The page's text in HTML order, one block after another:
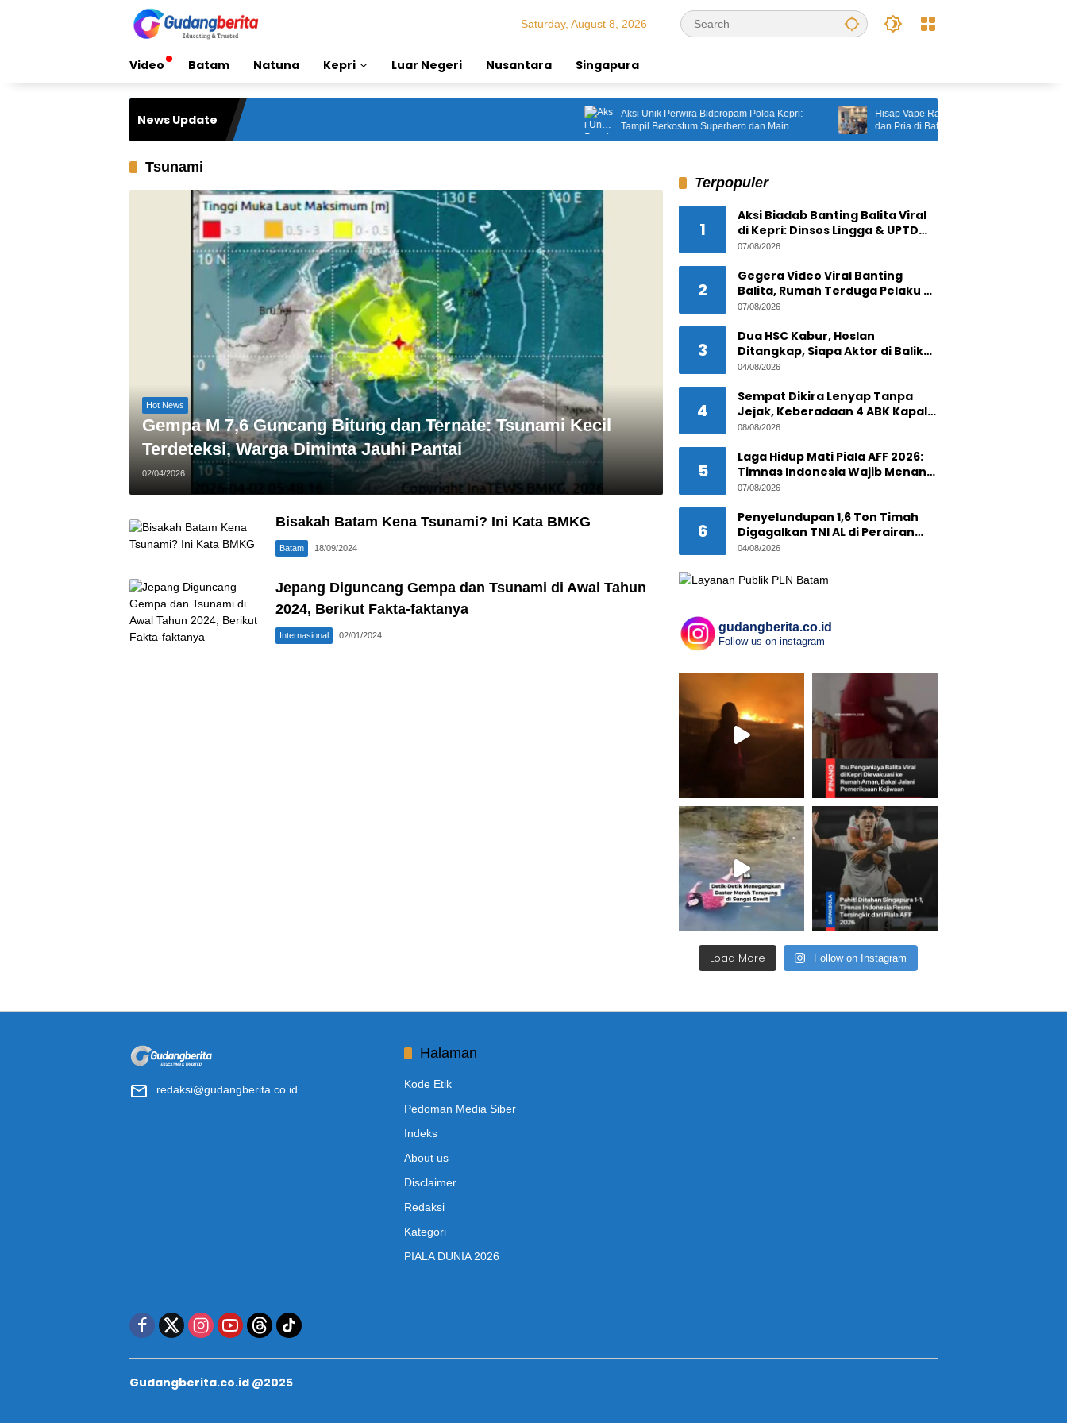
Saturday, August 8, 2026
Video Batam Natuna Kepri Luar Negeri Nusantara Singapura
News Update
Aksi Unik Perwira Bidpropam Polda Kepri:
Tampil Berkostum Superhero dan Main
‘Bentengan’ Demi HUT ke-81 RI
Hisap Vape Rasa ‘Narkoba’, Kakek 60 Tahun
dan Pria di Batam Diangkut Polsek Lubuk Baja
Tsunami
Hot News
Gempa M 7,6 Guncang Bitung dan Ternate: Tsunami Kecil
Terdeteksi, Warga Diminta Jauhi Pantai
02/04/2026
Bisakah Batam Kena Tsunami? Ini Kata BMKG
Batam 18/09/2024
Jepang Diguncang Gempa dan Tsunami di Awal Tahun
2024, Berikut Fakta-faktanya
Internasional 02/01/2024
Terpopuler
1
Aksi Biadab Banting Balita Viral
di Kepri: Dinsos Lingga & UPTD
PPPA Tanjungpinang Lacak
07/08/2026
2
Gegera Video Viral Banting
Balita, Rumah Terduga Pelaku di
Bintan Residence
07/08/2026
3
Dua HSC Kabur, Hoslan
Ditangkap, Siapa Aktor di Balik
1,6 Ton Timah Ilegal di Pulau
04/08/2026
4
Sempat Dikira Lenyap Tanpa
Jejak, Keberadaan 4 ABK Kapal
Ikan Asal Anambas Akhirnya
08/08/2026
5
Laga Hidup Mati Piala AFF 2026:
Timnas Indonesia Wajib Menang
Lawan Singapura Demi Tiket
07/08/2026
6
Penyelundupan 1,6 Ton Timah
Digagalkan TNI AL di Perairan
Pekajang, Diduga Melibatkan
04/08/2026
gudangberita.co.id
Follow us on instagram
Load More Follow on Instagram
redaksi@gudangberita.co.id
Halaman
Kode Etik
Pedoman Media Siber
Indeks
About us
Disclaimer
Redaksi
Kategori
PIALA DUNIA 2026
Gudangberita.co.id @2025